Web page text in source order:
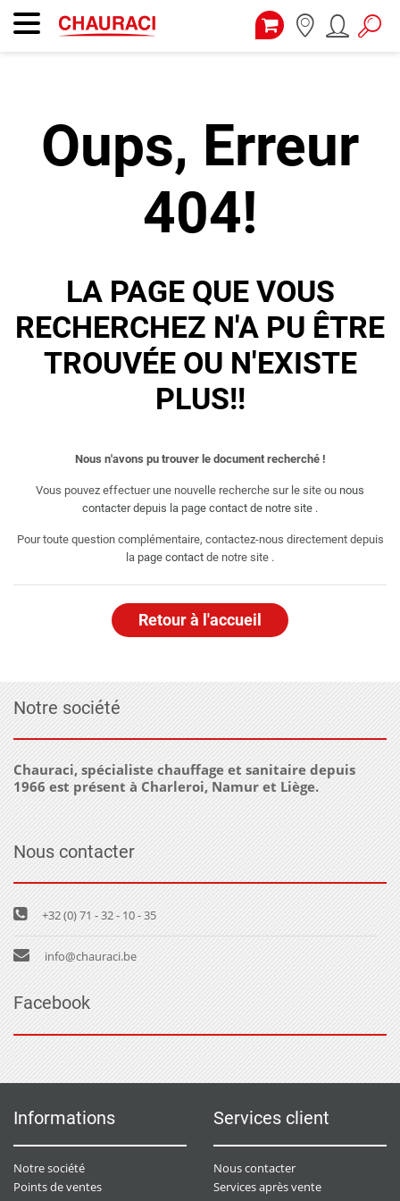
Oups, Erreur
404!
LA PAGE QUE VOUS
RECHERCHEZ N'A PU ÊTRE
TROUVÉE OU N'EXISTE
PLUS!!
Nous n'avons pu trouver le document recherché !
Vous pouvez effectuer une nouvelle recherche sur le site ou nous
contacter depuis la page contact de notre site .
Pour toute question complémentaire, contactez-nous directement depuis
la page contact de notre site .
Retour à l'accueil
Notre société
Chauraci, spécialiste chauffage et sanitaire depuis
1966 est présent à Charleroi, Namur et Liège.
Nous contacter
+32 (0) 71 - 32 - 10 - 35
info@chauraci.be
Facebook
Informations
Notre société
Points de ventes
Services client
Nous contacter
Services après vente